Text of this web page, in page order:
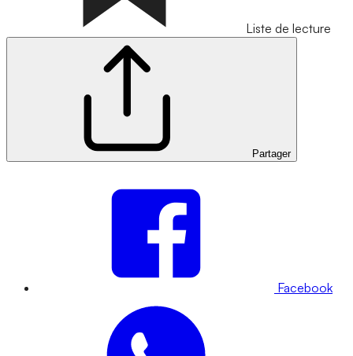
Liste de lecture
Partager
Facebook